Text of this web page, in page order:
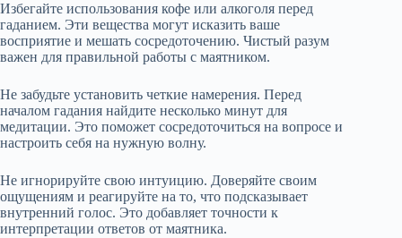
Избегайте использования кофе или алкоголя перед
гаданием. Эти вещества могут исказить ваше
восприятие и мешать сосредоточению. Чистый разум
важен для правильной работы с маятником.
Не забудьте установить четкие намерения. Перед
началом гадания найдите несколько минут для
медитации. Это поможет сосредоточиться на вопросе и
настроить себя на нужную волну.
Не игнорируйте свою интуицию. Доверяйте своим
ощущениям и реагируйте на то, что подсказывает
внутренний голос. Это добавляет точности к
интерпретации ответов от маятника.